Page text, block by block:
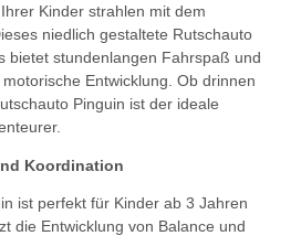
Kinder strahlen mit dem
niedlich gestaltete Rutschauto
bietet stundenlangen Fahrspaß und
Entwicklung. Ob drinnen
Pinguin ist der ideale
Koordination
ist perfekt für Kinder ab 3 Jahren
die Entwicklung von Balance und